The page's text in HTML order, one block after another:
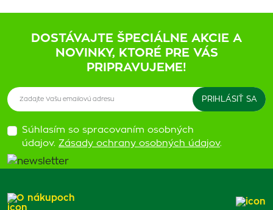
DOSTÁVAJTE ŠPECIÁLNE AKCIE A
NOVINKY, KTORÉ PRE VÁS
PRIPRAVUJEME!
Súhlasím so spracovaním osobných
údajov. Zásady ochrany osobných údajov.
O nákupoch